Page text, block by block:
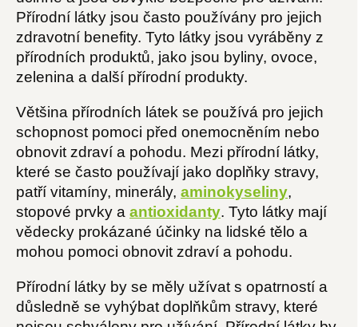
Přírodní látky jsou často používány pro jejich
zdravotní benefity. Tyto látky jsou vyráběny z
přírodních produktů, jako jsou byliny, ovoce,
zelenina a další přírodní produkty.
Většina přírodních látek se používá pro jejich
schopnost pomoci před onemocněním nebo
obnovit zdraví a pohodu. Mezi přírodní látky,
které se často používají jako doplňky stravy,
patří vitamíny, minerály, aminokyseliny,
stopové prvky a antioxidanty. Tyto látky mají
vědecky prokázané účinky na lidské tělo a
mohou pomoci obnovit zdraví a pohodu.
Přírodní látky by se měly užívat s opatrností a
důsledně se vyhýbat doplňkům stravy, které